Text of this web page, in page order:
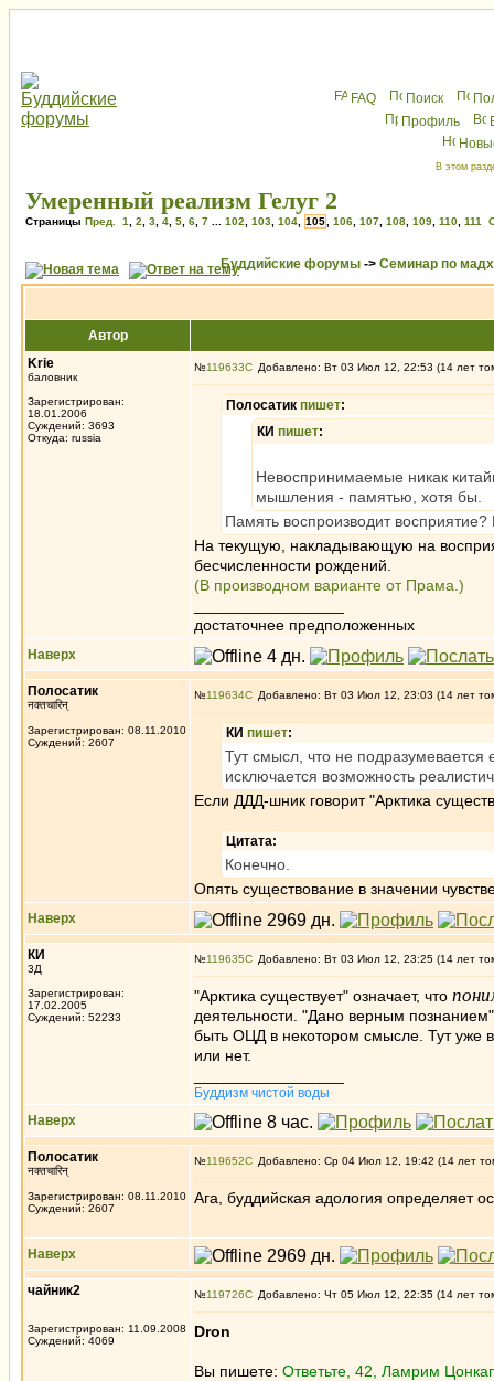
FAQ Поиск
Профиль
В этом
Умеренный реализм Гелуг 2
Страницы Пред. 1 2 3 4 5 6 7 102 103 104 105 106 107 108 109 110 111
Буддийские форумы -> Семинар по
Автор
Krie
баловник
Зарегистрирован:
18.01.2006
Суждений: 3693
Откуда: russia
№119633 Добавлено: Вт 03 Июл 12, 22:53 (14 лет
Полосатик пишет:
КИ пишет:
Невоспринимаемые никак
мышления - памятью, хотя бы.
Память воспроизводит
На текущую, накладывающую на
бесчисленности рождений.
(В производном варианте от Прама.)
достаточнее предположенных
Наверх
Полосатик
नक्तचारिन्
Зарегистрирован: 08.11.2010
Суждений: 2607
№119634 Добавлено: Вт 03 Июл 12, 23:03 (14 лет
КИ пишет:
Тут смысл, что не подразумевается
исключается возможность
Если ДДД-шник говорит "Арктика
Цитата:
Конечно.
Опять существование в значении
Наверх
КИ
3Д
Зарегистрирован:
17.02.2005
Суждений: 52233
№119635 Добавлено: Вт 03 Июл 12, 23:25 (14 лет
"Арктика существует" означает, что
деятельности. "Дано верным
быть ОЦД в некотором смысле. Тут уже
или нет.
Буддизм чистой воды
Наверх
Полосатик
नक्तचारिन्
Зарегистрирован: 08.11.2010
Суждений: 2607
№119652 Добавлено: Ср 04 Июл 12, 19:42 (14 лет
Ага, буддийская адология определяет
Наверх
чайник2
Зарегистрирован: 11.09.2008
Суждений: 4069
№119726 Добавлено: Чт 05 Июл 12, 22:35 (14 лет
Dron
Вы пишете: Ответьте, 42, Ламрим